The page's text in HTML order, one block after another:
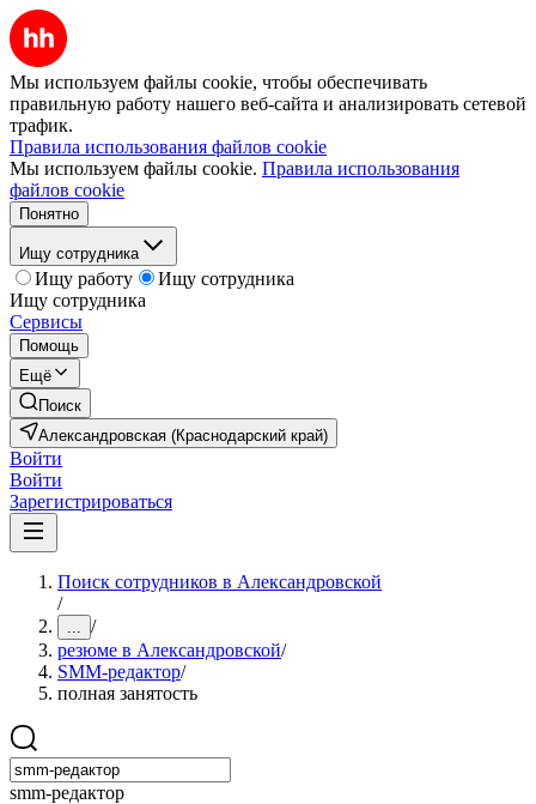
Мы используем файлы cookie, чтобы обеспечивать
правильную работу нашего веб-сайта и анализировать сетевой
трафик.
Правила использования файлов cookie
Мы используем файлы cookie. Правила использования
файлов cookie
Понятно
Ищу сотрудника
Ищу работу
Ищу сотрудника
Ищу сотрудника
Сервисы
Помощь
Ещё
Поиск
Александровская (Краснодарский край)
Войти
Войти
Зарегистрироваться
Поиск сотрудников в Александровской
/
... /
резюме в Александровской/
SMM-редактор/
полная занятость
smm-редактор